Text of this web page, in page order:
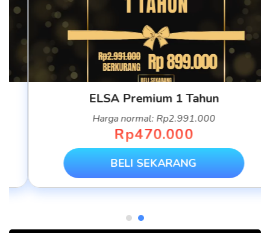
ELSA Premium 1 Tahun
Harga normal: Rp2.991.000
Rp470.000
BELI SEKARANG